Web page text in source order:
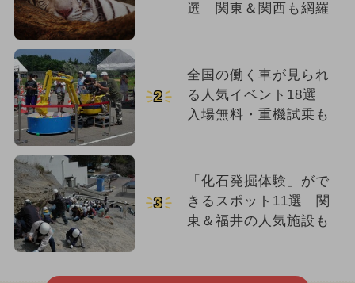
選 関東＆関西も網羅
2
全国の働く車が見られ
る人気イベント18選
入場無料・重機試乗も
3
「化石発掘体験」がで
きるスポット11選 関
東＆福井の人気施設も